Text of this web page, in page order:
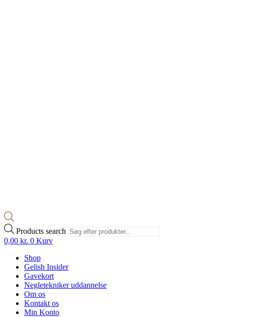
Products search
0,00 kr. 0 Kurv
Shop
Gelish Insider
Gavekort
Negletekniker uddannelse
Om os
Kontakt os
Min Konto